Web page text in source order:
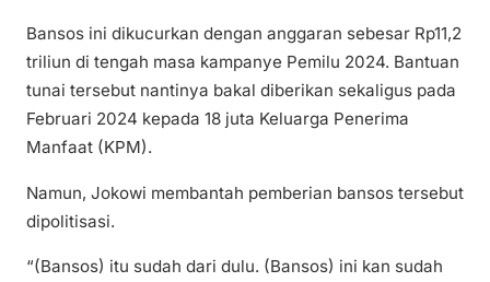
Bansos ini dikucurkan dengan anggaran sebesar Rp11,2
triliun di tengah masa kampanye Pemilu 2024. Bantuan
tunai tersebut nantinya bakal diberikan sekaligus pada
Februari 2024 kepada 18 juta Keluarga Penerima
Manfaat (KPM).
Namun, Jokowi membantah pemberian bansos tersebut
dipolitisasi.
“(Bansos) itu sudah dari dulu. (Bansos) ini kan sudah